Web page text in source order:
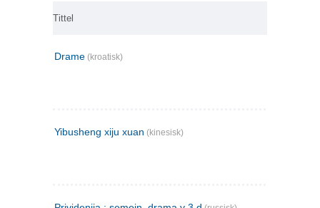
Tittel
Drame (kroatisk)
Yibusheng xiju xuan (kinesisk)